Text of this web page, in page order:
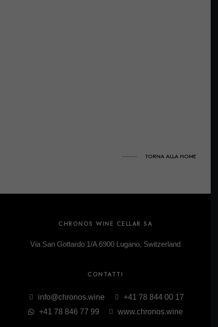
TORNA ALLA HOME
CHRONOS WINE CELLAR SA
Via San Gottardo 1/A 6900 Lugano, Switzerland
CONTATTI
info@chronos.wine
+41 78 844 00 17
+41 78 846 77 99
www.chronos.wine